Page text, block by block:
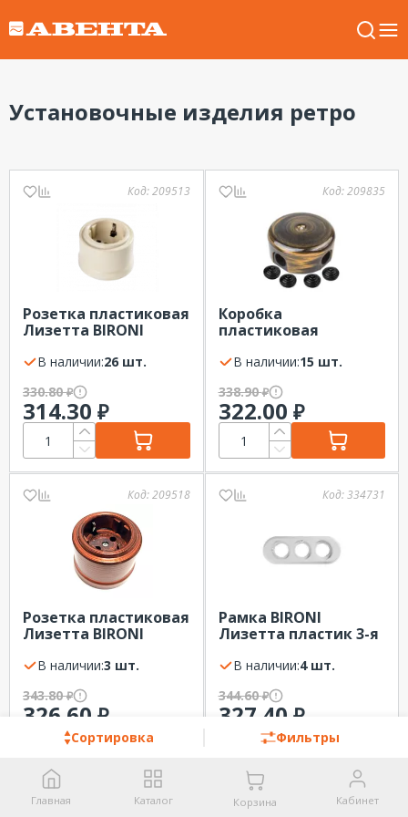
Установочные изделия ретро
Сортировка Фильтры
Код:209513
Розетка пластиковая
Лизетта BIRONI
з,16А, IP20
В наличии:
26 шт.
330.80₽
314.30 ₽
Код:209835
Коробка
пластиковая
бронза 78х30мм (4
В наличии:
15 шт.
338.90₽
322.00 ₽
Код:209518
Розетка пластиковая
Лизетта BIRONI
IP20В наличии:
3 шт.
343.80₽
326.60 ₽
Код:334731
Рамка BIRONI
Лизетта пластик 3-я
В наличии:
4 шт.
344.60₽
327.40 ₽
Код:336913 Код:336912
Главная Каталог Корзина Кабинет